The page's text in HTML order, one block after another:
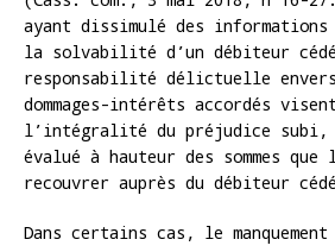
ayant dissimulé des informations
la solvabilité d’un débiteur
responsabilité délictuelle
dommages-intérêts accordés
l’intégralité du préjudice subi,
évalué à hauteur des sommes
recouvrer auprès du débiteur
Dans certains cas, le